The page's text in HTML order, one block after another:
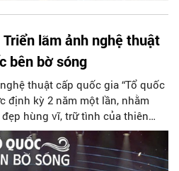
lãm ảnh nghệ thuật
bên bờ sóng
thuật cấp quốc gia “Tổ quốc
định kỳ 2 năm một lần, nhằm
hùng vĩ, trữ tình của thiên
đảo Việt Nam; phản ánh sinh
sản xuất và nhiệm vụ giữ gìn chủ
liêng của Tổ quốc.